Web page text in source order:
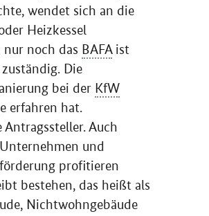
wendet sich an die
Heizkessel
nur noch das BAFAist
Die
bei der KfW
erfahren hat.
Auch
und
profitieren
bestehen, das heißt als
Nichtwohngebäude